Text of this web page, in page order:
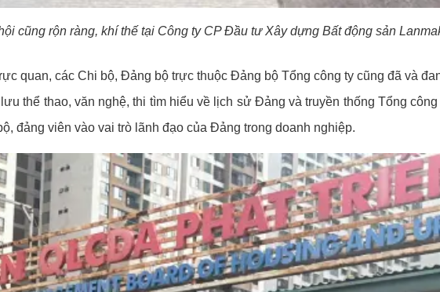
cũng rộn ràng, khí thế tại Công ty CP Đầu tư Xây dựng Bất động sản
quan, các Chi bộ, Đảng bộ trực thuộc Đảng bộ Tổng công ty cũng đã và
thể thao, văn nghệ, thi tìm hiểu về lịch sử Đảng và truyền thống Tổng
đảng viên vào vai trò lãnh đạo của Đảng trong doanh nghiệp.